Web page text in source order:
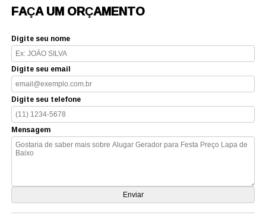
FAÇA UM ORÇAMENTO
Digite seu nome
Digite seu email
Digite seu telefone
Mensagem